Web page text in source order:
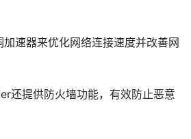
速器来优化网络连接速度并改善网
还提供防火墙功能，有效防止恶意